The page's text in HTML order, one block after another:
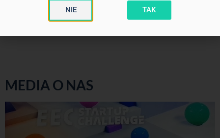
Rozporządzenia Ministra Zdrowia z dnia 21 kwietnia 2023 r. w
sprawie reklamy wyrobów medycznych, Dz.U.2023 poz.817.
MEDIA O NAS
NIE TAK